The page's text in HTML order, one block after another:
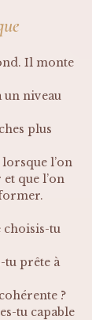
Il monte
un niveau
plus
l’on
que l’on
choisis-tu
tu prête à
?
tu capable